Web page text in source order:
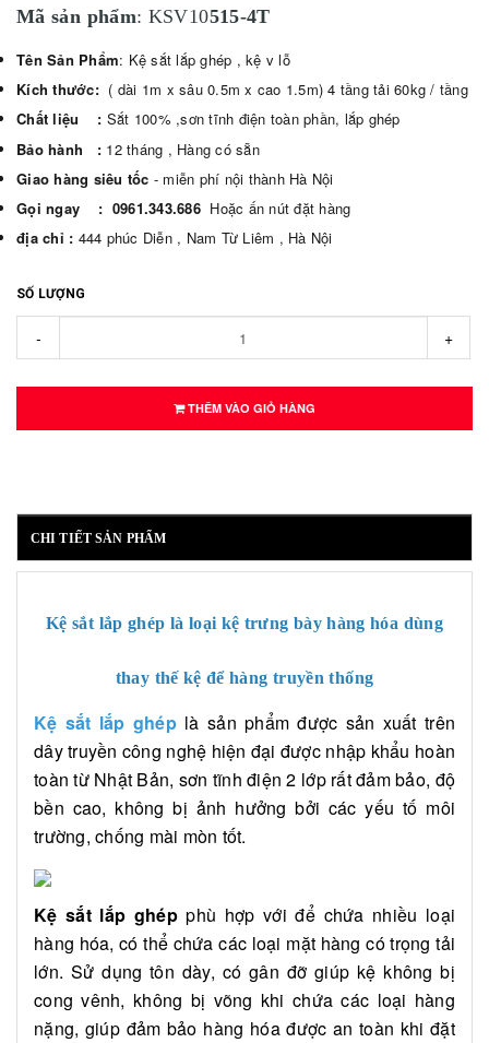
Mã sản phẩm: KSV10515-4T
Tên Sản Phẩm: Kệ sắt lắp ghép , kệ v lỗ
Kích thước: ( dài 1m x sâu 0.5m x cao 1.5m) 4 tầng tải 60kg / tầng
Chất liệu : Sắt 100% ,sơn tĩnh điện toàn phần, lắp ghép
Bảo hành : 12 tháng , Hàng có sẵn
Giao hàng siêu tốc - miễn phí nội thành Hà Nội
Gọi ngay : 0961.343.686 Hoặc ấn nút đặt hàng
địa chỉ : 444 phúc Diễn , Nam Từ Liêm , Hà Nội
SỐ LƯỢNG
- +
THÊM VÀO GIỎ HÀNG
CHI TIẾT SẢN PHẨM
Kệ sắt lắp ghép là loại kệ trưng bày hàng hóa dùng
thay thế kệ để hàng truyền thống
Kệ sắt lắp ghéplà sản phẩm được sản xuất trên
dây truyền công nghệ hiện đại được nhập khẩu hoàn
toàn từ Nhật Bản, sơn tĩnh điện 2 lớp rất đảm bảo, độ
bền cao, không bị ảnh hưởng bởi các yếu tố môi
trường, chống mài mòn tốt.
Kệ sắt lắp ghépphù hợp với để chứa nhiều loại
hàng hóa, có thể chứa các loại mặt hàng có trọng tải
lớn. Sử dụng tôn dày, có gân đỡ giúp kệ không bị
cong vênh, không bị võng khi chứa các loại hàng
nặng, giúp đảm bảo hàng hóa được an toàn khi đặt